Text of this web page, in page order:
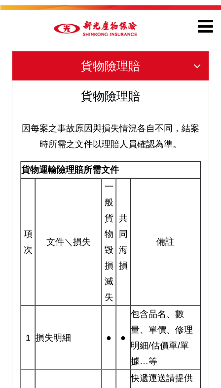
貨物險理賠
貨物險理賠
因每案之事故原因與損失情況各自不同，結案
時所需之文件以理賠人員確認為準。
貨物運輸險理賠所需文件
項
次
文件＼損失
一
般
貨
物
毀
損
滅
失
共
同
海
損
備註
1 損失明細 ● ●
包含品名、數
量、單價、修理
明細/估價單/單
據…等
快遞運送請提供